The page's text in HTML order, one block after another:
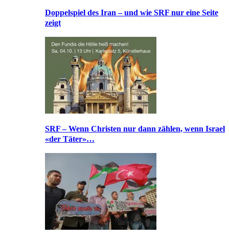
Doppelspiel des Iran – und wie SRF nur eine Seite
zeigt
SRF – Wenn Christen nur dann zählen, wenn Israel
«der Täter»…